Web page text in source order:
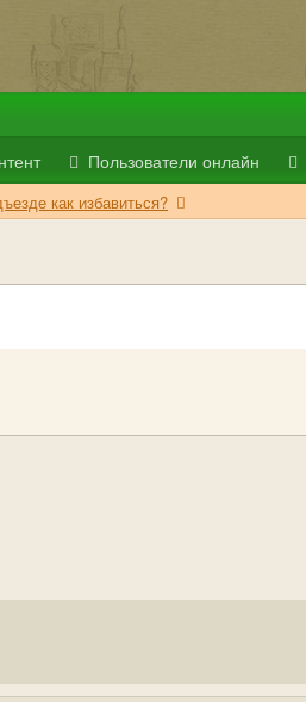
Пользователи онлайн
как избавиться?